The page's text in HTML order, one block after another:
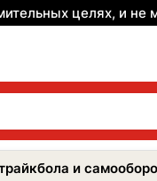
целях, и
и